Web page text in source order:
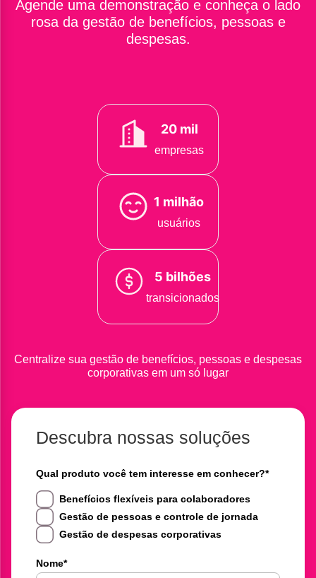
Agende uma demonstração e conheça o lado
rosa da gestão de benefícios, pessoas e
despesas.
20 mil
empresas
1 milhão
usuários
5 bilhões
transicionados
Centralize sua gestão de benefícios, pessoas e despesas
corporativas em um só lugar
Descubra nossas soluções
Qual produto você tem interesse em conhecer?*
Benefícios flexíveis para colaboradores
Gestão de pessoas e controle de jornada
Gestão de despesas corporativas
Nome*